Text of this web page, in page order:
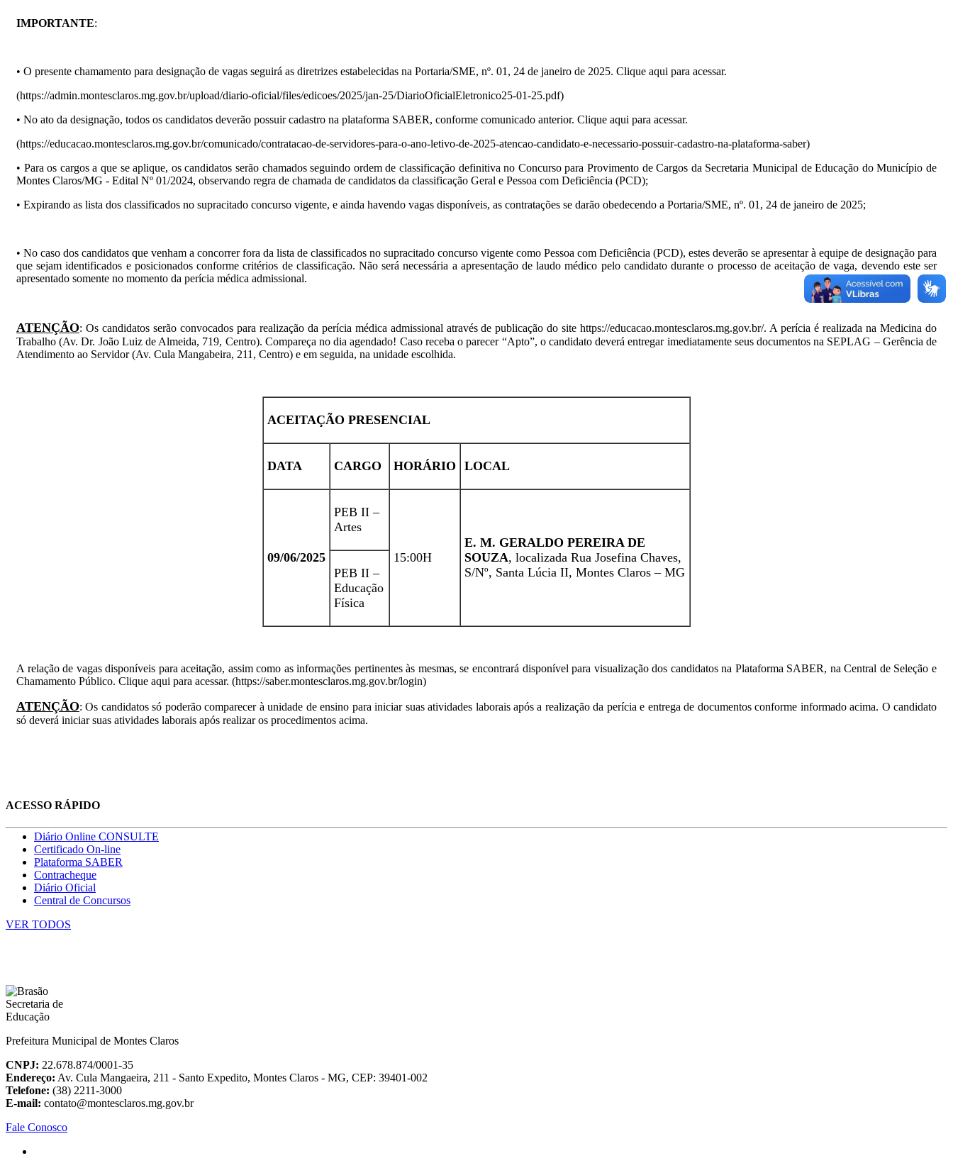
IMPORTANTE:
• O presente chamamento para designação de vagas seguirá as diretrizes estabelecidas na Portaria/SME, nº. 01, 24 de janeiro de 2025. Clique aqui para acessar.
(https://admin.montesclaros.mg.gov.br/upload/diario-oficial/files/edicoes/2025/jan-25/DiarioOficialEletronico25-01-25.pdf)
• No ato da designação, todos os candidatos deverão possuir cadastro na plataforma SABER, conforme comunicado anterior. Clique aqui para acessar.
(https://educacao.montesclaros.mg.gov.br/comunicado/contratacao-de-servidores-para-o-ano-letivo-de-2025-atencao-candidato-e-necessario-possuir-cadastro-na-plataforma-saber)
• Para os cargos a que se aplique, os candidatos serão chamados seguindo ordem de classificação definitiva no Concurso para Provimento de Cargos da Secretaria Municipal de Educação do Município de
Montes Claros/MG - Edital Nº 01/2024, observando regra de chamada de candidatos da classificação Geral e Pessoa com Deficiência (PCD);
• Expirando as lista dos classificados no supracitado concurso vigente, e ainda havendo vagas disponíveis, as contratações se darão obedecendo a Portaria/SME, nº. 01, 24 de janeiro de 2025;
• No caso dos candidatos que venham a concorrer fora da lista de classificados no supracitado concurso vigente como Pessoa com Deficiência (PCD), estes deverão se apresentar à equipe de designação para
que sejam identificados e posicionados conforme critérios de classificação. Não será necessária a apresentação de laudo médico pelo candidato durante o processo de aceitação de vaga, devendo este ser
apresentado somente no momento da perícia médica admissional.
ATENÇÃO: Os candidatos serão convocados para realização da perícia médica admissional através de publicação do site https://educacao.montesclaros.mg.gov.br/. A perícia é realizada na Medicina do
Trabalho (Av. Dr. João Luiz de Almeida, 719, Centro). Compareça no dia agendado! Caso receba o parecer “Apto”, o candidato deverá entregar imediatamente seus documentos na SEPLAG – Gerência de
Atendimento ao Servidor (Av. Cula Mangabeira, 211, Centro) e em seguida, na unidade escolhida.
ACEITAÇÃO PRESENCIAL
DATA CARGO HORÁRIO LOCAL
09/06/2025
PEB II –
Artes
15:00H
E. M. GERALDO PEREIRA DE
SOUZA, localizada Rua Josefina Chaves,
S/Nº, Santa Lúcia II, Montes Claros – MG
PEB II –
Educação
Física
A relação de vagas disponíveis para aceitação, assim como as informações pertinentes às mesmas, se encontrará disponível para visualização dos candidatos na Plataforma SABER, na Central de Seleção e
Chamamento Público. Clique aqui para acessar. (https://saber.montesclaros.mg.gov.br/login)
ATENÇÃO: Os candidatos só poderão comparecer à unidade de ensino para iniciar suas atividades laborais após a realização da perícia e entrega de documentos conforme informado acima. O candidato
só deverá iniciar suas atividades laborais após realizar os procedimentos acima.
ACESSO RÁPIDO
Diário Online CONSULTE
Certificado On-line
Plataforma SABER
Contracheque
Diário Oficial
Central de Concursos
VER TODOS
Prefeitura Municipal de Montes Claros
CNPJ: 22.678.874/0001-35
Endereço: Av. Cula Mangaeira, 211 - Santo Expedito, Montes Claros - MG, CEP: 39401-002
Telefone: (38) 2211-3000
E-mail: contato@montesclaros.mg.gov.br
Fale Conosco